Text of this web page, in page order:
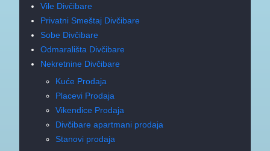
Vile Divčibare
Privatni Smeštaj Divčibare
Sobe Divčibare
Odmarališta Divčibare
Nekretnine Divčibare
Kuće Prodaja
Placevi Prodaja
Vikendice Prodaja
Divčibare apartmani prodaja
Stanovi prodaja